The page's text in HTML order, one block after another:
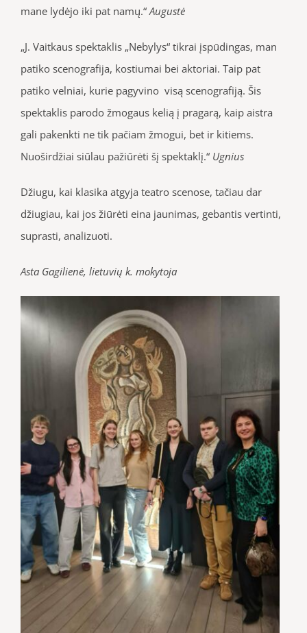
mane lydėjo iki pat namų.“ Augustė
„J. Vaitkaus spektaklis „Nebylys“ tikrai įspūdingas, man
patiko scenografija, kostiumai bei aktoriai. Taip pat
patiko velniai, kurie pagyvino visą scenografiją. Šis
spektaklis parodo žmogaus kelią į pragarą, kaip aistra
gali pakenkti ne tik pačiam žmogui, bet ir kitiems.
Nuoširdžiai siūlau pažiūrėti šį spektaklį.“ Ugnius
Džiugu, kai klasika atgyja teatro scenose, tačiau dar
džiugiau, kai jos žiūrėti eina jaunimas, gebantis vertinti,
suprasti, analizuoti.
Asta Gagilienė, lietuvių k. mokytoja